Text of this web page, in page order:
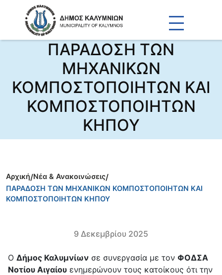
ΠΑΡΑΔΟΣΗ ΤΩΝ
ΜΗΧΑΝΙΚΩΝ
ΚΟΜΠΟΣΤΟΠΟΙΗΤΩΝ ΚΑΙ
ΚΟΜΠΟΣΤΟΠΟΙΗΤΩΝ
ΚΗΠΟΥ
Αρχική/Νέα & Ανακοινώσεις/
ΠΑΡΑΔΟΣΗ ΤΩΝ ΜΗΧΑΝΙΚΩΝ ΚΟΜΠΟΣΤΟΠΟΙΗΤΩΝ ΚΑΙ
ΚΟΜΠΟΣΤΟΠΟΙΗΤΩΝ ΚΗΠΟΥ
9 Δεκεμβρίου 2025
Ο Δήμος Καλυμνίων σε συνεργασία με τον ΦΟΔΣΑ
Νοτίου Αιγαίου ενημερώνουν τους κατοίκους ότι την